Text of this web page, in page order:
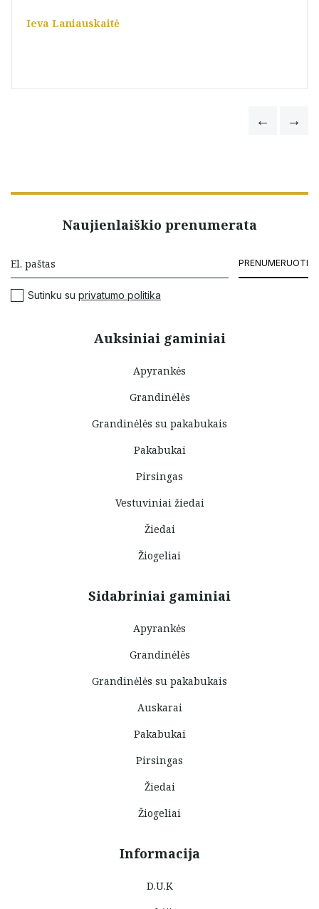
Ieva Laniauskaitė
Auksiniai gaminiai
Apyrankės
Grandinėlės
Grandinėlės su pakabukais
Pakabukai
Pirsingas
Vestuviniai žiedai
Žiedai
Žiogeliai
Sidabriniai gaminiai
Apyrankės
Grandinėlės
Grandinėlės su pakabukais
Auskarai
Pakabukai
Pirsingas
Žiedai
Žiogeliai
Informacija
D.U.K
Naujienlaiškio prenumerata
PRENUMERUOTI
Sutinku su privatumo politika